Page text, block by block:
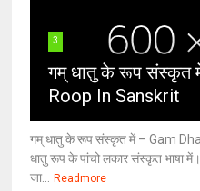
3
गम् धातु के रूप संस्कृत
Roop In Sanskrit
गम् धातु के रूप संस्कृत में – Gam
धातु रूप के पांचो लकार संस्कृत भाषा में।
जा...
Readmore